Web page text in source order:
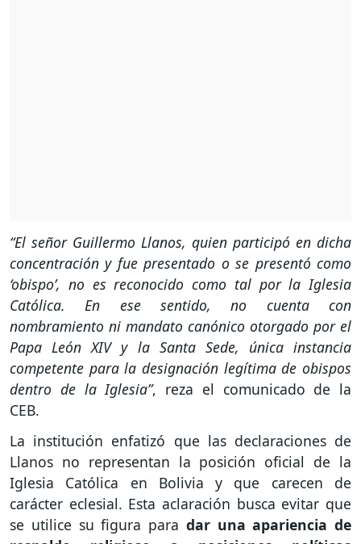
“El señor Guillermo Llanos, quien participó en dicha
concentración y fue presentado o se presentó como
‘obispo’, no es reconocido como tal por la Iglesia
Católica. En ese sentido, no cuenta con
nombramiento ni mandato canónico otorgado por el
Papa León XIV y la Santa Sede, única instancia
competente para la designación legítima de obispos
dentro de la Iglesia”, reza el comunicado de la
CEB.
La institución enfatizó que las declaraciones de
Llanos no representan la posición oficial de la
Iglesia Católica en Bolivia y que carecen de
carácter eclesial. Esta aclaración busca evitar que
se utilice su figura para dar una apariencia de